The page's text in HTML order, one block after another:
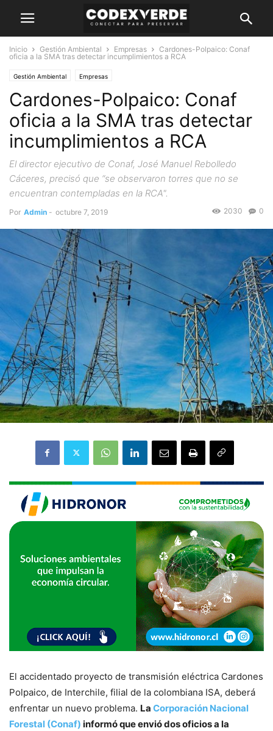
Inicio Gestión Ambiental Empresas
Cardones-Polpaico: Conaf
oficia a la SMA tras detectar incumplimientos a RCA
Gestión Ambiental Empresas
Cardones-Polpaico: Conaf
oficia a la SMA tras detectar
incumplimientos a RCA
El director ejecutivo de Conaf, José Manuel Rebolledo
Cáceres, precisó que “se observaron torres que no se
encuentran contempladas en la RCA".
Por Admin - octubre 7, 2019 0
2030
El accidentado proyecto de transmisión eléctrica Cardones
Polpaico, de Interchile, filial de la colombiana ISA, deberá
enfrentar un nuevo problema. La Corporación Nacional
Forestal (Conaf) informó que envió dos oficios a la